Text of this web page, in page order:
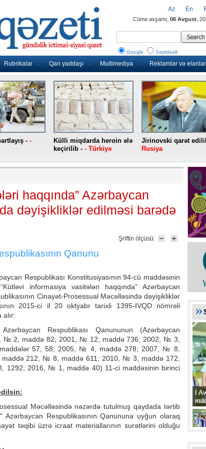
Rubrikalar Qan yaddaşı Multimediya Reklamlar və elanlar
Az En
Cümə axşamı, 06 Avgust ,
Google Saytdaxili
- -
Külli miqdarda heroin ələ
keçirilib - - Türkiyə
Jirinovski qarət
Rusiya
haqqında” Azərbaycan
dəyişikliklər edilməsi barədə
Şriftin ölçüsü:
Qanunu
Respublikası Konstitusiyasının 94-cü maddəsinin
informasiya vasitələri haqqında” Azərbaycan
Cinayət-Prosessual Məcəlləsində dəyişikliklər
2015-ci il 20 oktyabr tarixli 1395-IVQD nömrəli
Respublikası Qanununun (Azərbaycan
№ 2, maddə 82; 2001, № 12, maddə 736; 2002, № 3,
57, 58; 2005, № 4, maddə 278; 2007, № 8,
212, № 8, maddə 611; 2010, № 3, maddə 172;
2016, № 1, maddə 40) 11-ci maddəsinin birinci
Məcəlləsində nəzərdə tutulmuş qaydada tərtib
Respublikasının Qanununa uyğun olaraq
təqibi üzrə icraat materiallarının surətlərini olduğu
II